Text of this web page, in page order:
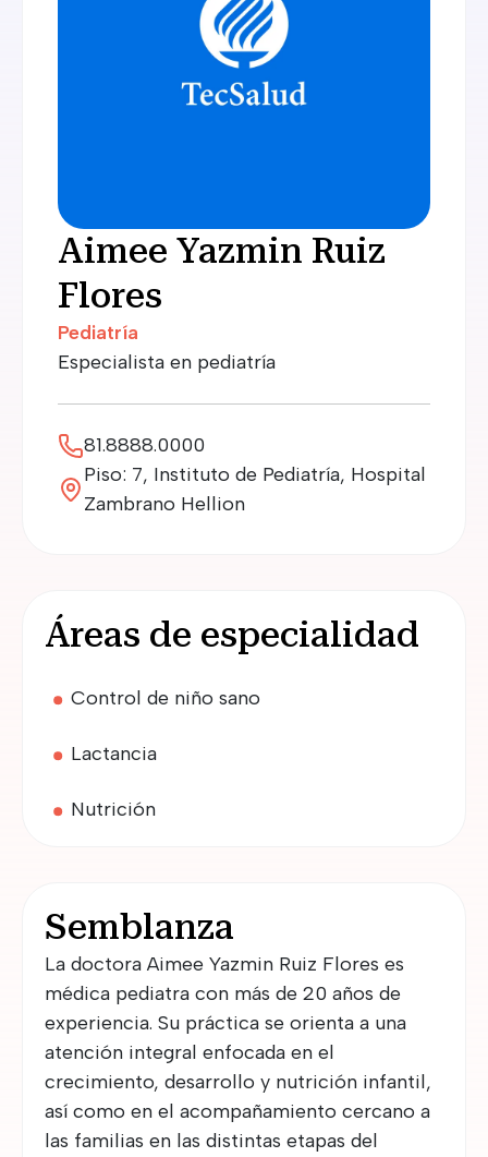
Especialista en pediatría
81.8888.0000
Piso: 7, Instituto de Pediatría, Hospital
Zambrano Hellion
Aimee Yazmin Ruiz
Flores
Pediatría
Áreas de especialidad
Control de niño sano
Lactancia
Nutrición
Semblanza
La doctora Aimee Yazmin Ruiz Flores es
médica pediatra con más de 20 años de
experiencia. Su práctica se orienta a una
atención integral enfocada en el
crecimiento, desarrollo y nutrición infantil,
así como en el acompañamiento cercano a
las familias en las distintas etapas del